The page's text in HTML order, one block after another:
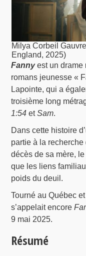
Milya Corbeil
England, 2025)
Fannyest un drame
romans jeunesse «
Lapointe, qui a
troisième long
1:54 etSam.
Dans cette histoire
partie à la
décès de sa mère,
que les liens
poids du deuil.
Tourné au Québec
s’appelait encore
9 mai 2025.
Résumé